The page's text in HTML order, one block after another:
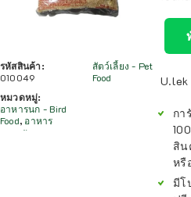
รหัสสินค้า:
010049
หมวดหมู่:
อาหารนก - Bird
Food, อาหาร
สัตว์เลี้ยง - Pet
Food
U.lek
กา
สิน
หรื
มีโ